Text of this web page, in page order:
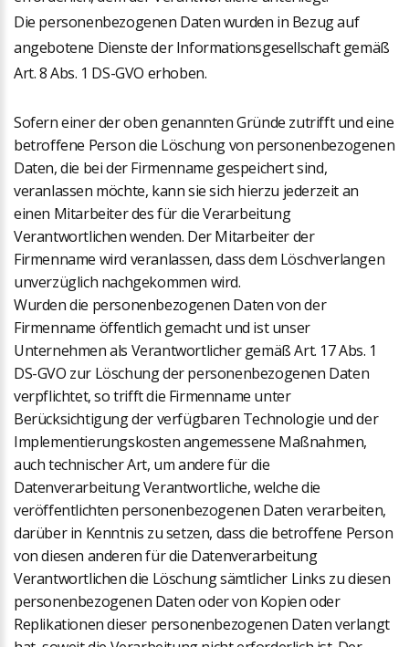
Die personenbezogenen Daten wurden in Bezug auf
angebotene Dienste der Informationsgesellschaft gemäß
Art. 8 Abs. 1 DS-GVO erhoben.
Sofern einer der oben genannten Gründe zutrifft und eine
betroffene Person die Löschung von personenbezogenen
Daten, die bei der Firmenname gespeichert sind,
veranlassen möchte, kann sie sich hierzu jederzeit an
einen Mitarbeiter des für die Verarbeitung
Verantwortlichen wenden. Der Mitarbeiter der
Firmenname wird veranlassen, dass dem Löschverlangen
unverzüglich nachgekommen wird.
Wurden die personenbezogenen Daten von der
Firmenname öffentlich gemacht und ist unser
Unternehmen als Verantwortlicher gemäß Art. 17 Abs. 1
DS-GVO zur Löschung der personenbezogenen Daten
verpflichtet, so trifft die Firmenname unter
Berücksichtigung der verfügbaren Technologie und der
Implementierungskosten angemessene Maßnahmen,
auch technischer Art, um andere für die
Datenverarbeitung Verantwortliche, welche die
veröffentlichten personenbezogenen Daten verarbeiten,
darüber in Kenntnis zu setzen, dass die betroffene Person
von diesen anderen für die Datenverarbeitung
Verantwortlichen die Löschung sämtlicher Links zu diesen
personenbezogenen Daten oder von Kopien oder
Replikationen dieser personenbezogenen Daten verlangt